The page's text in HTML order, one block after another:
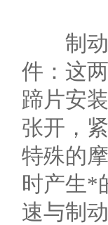
制动
件：这
蹄片安
张开，
特殊的
时产生*
速与制